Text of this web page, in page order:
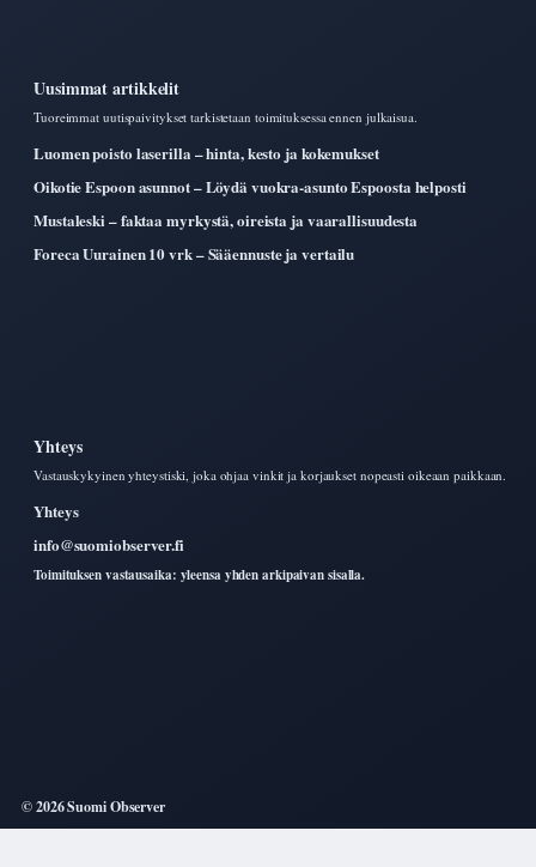
Uusimmat artikkelit
Tuoreimmat uutispaivitykset tarkistetaan toimituksessa ennen julkaisua.
Luomen poisto laserilla – hinta, kesto ja kokemukset
Oikotie Espoon asunnot – Löydä vuokra-asunto Espoosta helposti
Mustaleski – faktaa myrkystä, oireista ja vaarallisuudesta
Foreca Uurainen 10 vrk – Sääennuste ja vertailu
Yhteys
Vastauskykyinen yhteystiski, joka ohjaa vinkit ja korjaukset nopeasti oikeaan paikkaan.
Yhteys
info@suomiobserver.fi
Toimituksen vastausaika: yleensa yhden arkipaivan sisalla.
© 2026 Suomi Observer